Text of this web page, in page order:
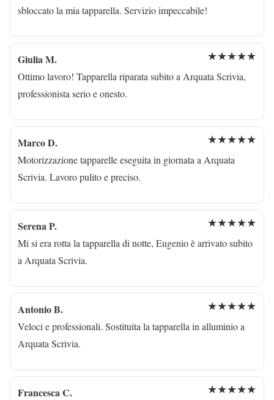
sbloccato la mia tapparella. Servizio impeccabile!
Giulia M. ★★★★★
Ottimo lavoro! Tapparella riparata subito a Arquata Scrivia,
professionista serio e onesto.
Marco D. ★★★★★
Motorizzazione tapparelle eseguita in giornata a Arquata
Scrivia. Lavoro pulito e preciso.
Serena P. ★★★★★
Mi si era rotta la tapparella di notte, Eugenio è arrivato subito
a Arquata Scrivia.
Antonio B. ★★★★★
Veloci e professionali. Sostituita la tapparella in alluminio a
Arquata Scrivia.
Francesca C. ★★★★★